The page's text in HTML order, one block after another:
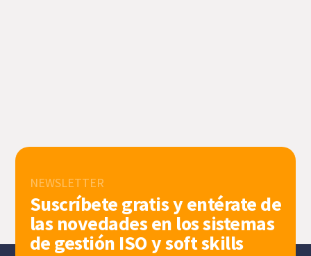
NEWSLETTER
Suscríbete gratis y entérate de
las novedades en los sistemas
de gestión ISO y soft skills